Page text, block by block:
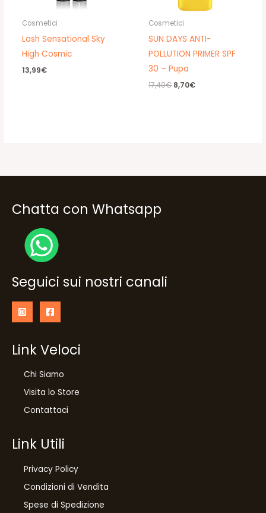
Cosmetici
Lash Sensational Sky
High Cosmic
13,99€
Cosmetici
SUN DAYS ANTI-
POLLUTION PRIMER SPF
30 – Pupa
17,40€ Il
8,70€Il
Chatta con Whatsapp
Seguici sui nostri canali
Link Veloci
Chi Siamo
Visita lo Store
Contattaci
Link Utili
Privacy Policy
Condizioni di Vendita
Spese di Spedizione